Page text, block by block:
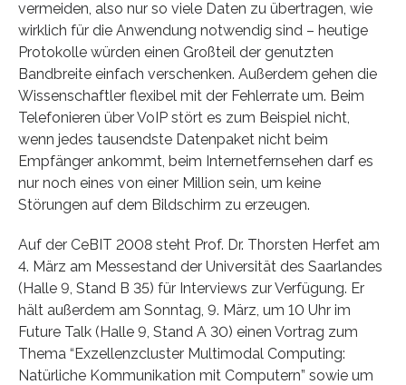
vermeiden, also nur so viele Daten zu übertragen, wie
wirklich für die Anwendung notwendig sind – heutige
Protokolle würden einen Großteil der genutzten
Bandbreite einfach verschenken. Außerdem gehen die
Wissenschaftler flexibel mit der Fehlerrate um. Beim
Telefonieren über VoIP stört es zum Beispiel nicht,
wenn jedes tausendste Datenpaket nicht beim
Empfänger ankommt, beim Internetfernsehen darf es
nur noch eines von einer Million sein, um keine
Störungen auf dem Bildschirm zu erzeugen.
Auf der CeBIT 2008 steht Prof. Dr. Thorsten Herfet am
4. März am Messestand der Universität des Saarlandes
(Halle 9, Stand B 35) für Interviews zur Verfügung. Er
hält außerdem am Sonntag, 9. März, um 10 Uhr im
Future Talk (Halle 9, Stand A 30) einen Vortrag zum
Thema “Exzellenzcluster Multimodal Computing:
Natürliche Kommunikation mit Computern” sowie um